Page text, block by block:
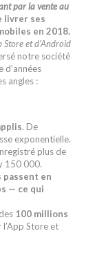
par la vente au
livrer ses
en 2018.
Store et d’Android
notre société
d’années
angles :
. De
exponentielle.
plus de
150 000.
en
— ce qui
100 millions
Store et